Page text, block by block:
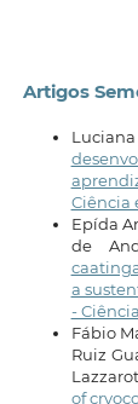
Artigos
Ciência
Epída
de
a
-
Fábio
Ruiz
of